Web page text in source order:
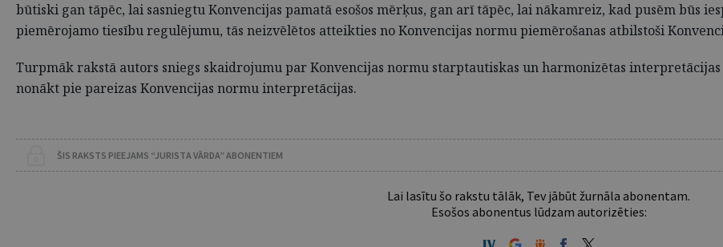
būtiski gan tāpēc, lai sasniegtu Konvencijas pamatā esošos mērķus, gan arī tāpēc, lai nākamreiz, kad pusēm būs
piemērojamo tiesību regulējumu, tās neizvēlētos atteikties no Konvencijas normu piemērošanas atbilstoši
Turpmāk rakstā autors sniegs skaidrojumu par Konvencijas normu starptautiskas un harmonizētas
nonākt pie pareizas Konvencijas normu interpretācijas.
ŠIS RAKSTS PIEEJAMS “JURISTA VĀRDA” ABONENTIEM
Lai lasītu šo rakstu tālāk, Tev jābūt žurnāla abonentam.
Esošos abonentus lūdzam autorizēties: